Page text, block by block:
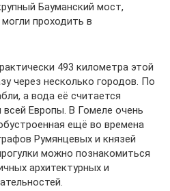
Бауманский мост,
проходить в
493 километра этой
через несколько городов. По
а вода её считается
Европы. В Гомеле очень
ещё во времена
Румянцевых и князей
можно познакомиться
архитектурных и